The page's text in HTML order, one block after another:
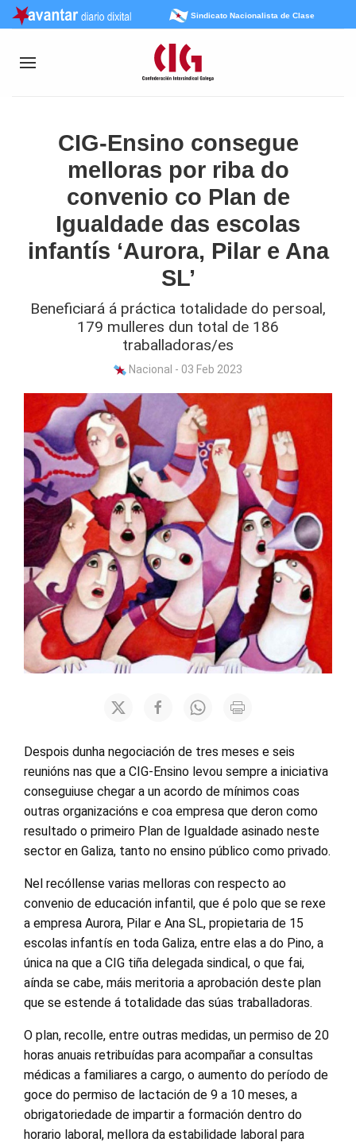
Sindicato Nacionalista de Clase
CIG-Ensino consegue
melloras por riba do
convenio co Plan de
Igualdade das escolas
infantís ‘Aurora, Pilar e Ana
SL’
Beneficiará á práctica totalidade do persoal,
179 mulleres dun total de 186
traballadoras/es
Nacional - 03 Feb 2023
Despois dunha negociación de tres meses e seis
reunións nas que a CIG-Ensino levou sempre a iniciativa
conseguiuse chegar a un acordo de mínimos coas
outras organizacións e coa empresa que deron como
resultado o primeiro Plan de Igualdade asinado neste
sector en Galiza, tanto no ensino público como privado.
Nel recóllense varias melloras con respecto ao
convenio de educación infantil, que é polo que se rexe
a empresa Aurora, Pilar e Ana SL, propietaria de 15
escolas infantís en toda Galiza, entre elas a do Pino, a
única na que a CIG tiña delegada sindical, o que fai,
aínda se cabe, máis meritoria a aprobación deste plan
que se estende á totalidade das súas traballadoras.
O plan, recolle, entre outras medidas, un permiso de 20
horas anuais retribuídas para acompañar a consultas
médicas a familiares a cargo, o aumento do período de
goce do permiso de lactación de 9 a 10 meses, a
obrigatoriedade de impartir a formación dentro do
horario laboral, mellora da estabilidade laboral para